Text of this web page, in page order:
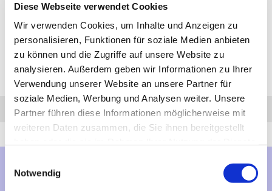
Diese Webseite verwendet Cookies
Wir verwenden Cookies, um Inhalte und Anzeigen zu
personalisieren, Funktionen für soziale Medien anbieten
zu können und die Zugriffe auf unsere Website zu
analysieren. Außerdem geben wir Informationen zu Ihrer
Verwendung unserer Website an unsere Partner für
soziale Medien, Werbung und Analysen weiter. Unsere
Partner führen diese Informationen möglicherweise mit
weiteren Daten zusammen, die Sie ihnen bereitgestellt
Notwendig
Anfrage Anrufen AHK-Finder
Mehr über...